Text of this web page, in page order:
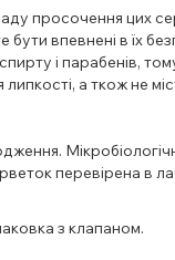
просочення цих
впевнені в їх
і парабенів,
а ткож не
перевірена в
з клапаном.